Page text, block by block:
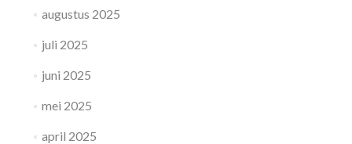
augustus 2025
juli 2025
juni 2025
mei 2025
april 2025